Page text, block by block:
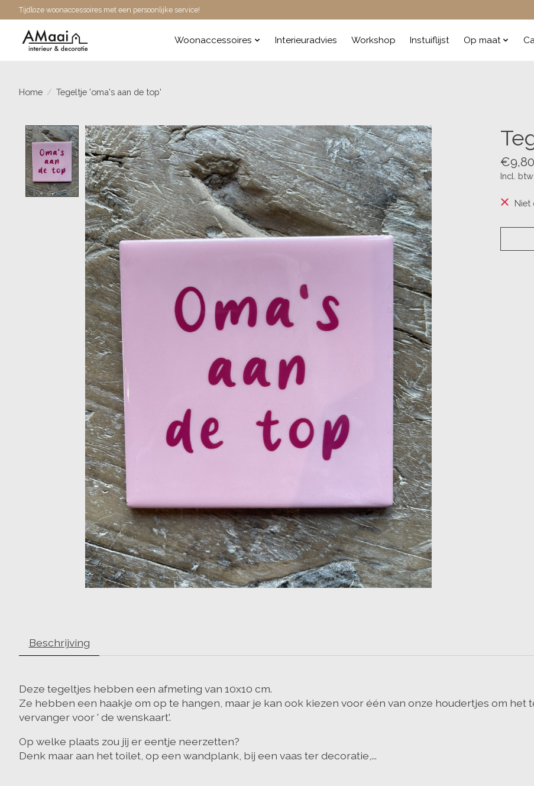
Tijdloze woonaccessoires met een persoonlijke service!
Woonaccessoires Interieuradvies Workshop Instuiflijst Op maat
Home / Tegeltje 'oma's aan de top'
Product image slideshow Items
€9,80
Incl. btw
Niet
Beschrijving
Deze tegeltjes hebben een afmeting van 10x10 cm.
Ze hebben een haakje om op te hangen, maar je kan ook kiezen voor één van onze houdertjes om het
vervanger voor ' de wenskaart'.
Op welke plaats zou jij er eentje neerzetten?
Denk maar aan het toilet, op een wandplank, bij een vaas ter decoratie,...